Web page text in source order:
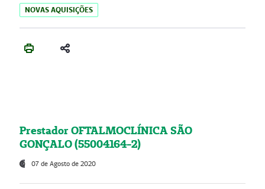
NOVAS AQUISIÇÕES
Prestador OFTALMOCLÍNICA SÃO
GONÇALO (55004164-2)
07 de Agosto de 2020